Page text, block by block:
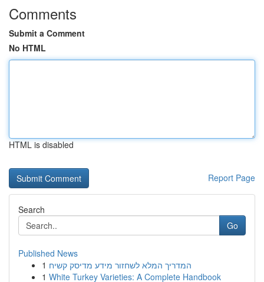
Comments
Submit a Comment
No HTML
HTML is disabled
Report Page
Search
Go
Published News
1 המדריך המלא לשחזור מידע מדיסק קשיח
1 White Turkey Varieties: A Complete Handbook